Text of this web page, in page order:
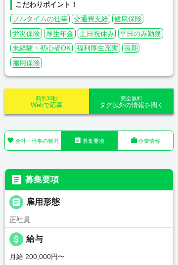
こだわりポイント！
フルタイムの仕事
交通費支給
健康保険
労災保険
厚生年金 土日祝休み
平日のみ勤務
未経験・初心者OK
福利厚生充実
長期
雇用保険
完全無料
タグ以外の情報を聞く
簡単30秒
Webで応募
 会社・仕事の魅力  募集要項 企業情報
 募集要項
 雇用形態
正社員
attach_money 給与
月給 200,000円〜